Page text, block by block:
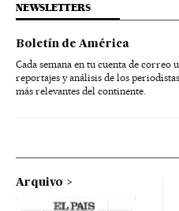
NEWSLETTERS
Boletín de América
Cada semana en tu cuenta de correo
reportajes y análisis de los
más relevantes del continente.
Arquivo